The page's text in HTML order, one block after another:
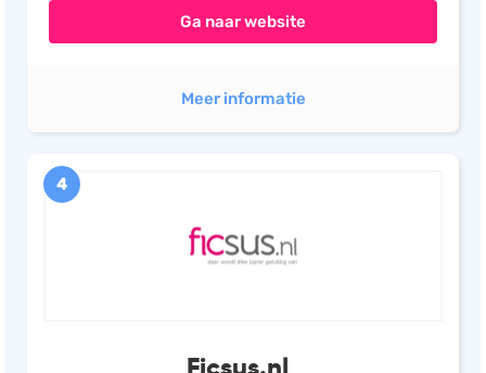
Ga naar website
Meer informatie
4